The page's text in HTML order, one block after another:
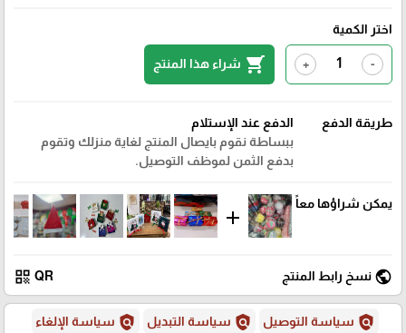
اختر الكمية
-
+
shopping_cart شراء هذا المنتج
طريقة الدفع
الدفع عند الإستلام
ببساطة نقوم بايصال المنتج لغاية منزلك وتقوم
بدفع الثمن لموظف التوصيل.
يمكن شراؤها معاً
add
public نسخ رابط المنتج QR
qr_code
policy سياسة التوصيل policy سياسة التبديل policy سياسة الإلغاء